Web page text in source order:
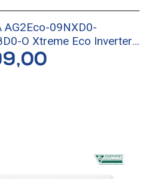
AG2Eco-09NXD0-
O Xtreme Eco Inverter